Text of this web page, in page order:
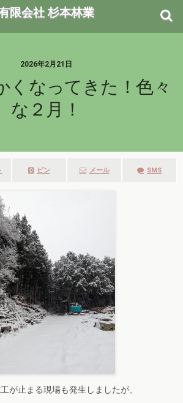
限会社 杉本林業
2026年2月21日
くなってきた！色々
な２月！
ピン メール SMS
が止まる現場も発生しましたが、